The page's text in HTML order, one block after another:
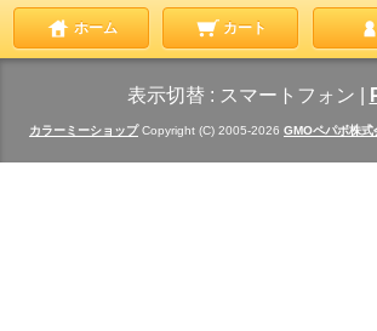
ホーム カート
表示切替 : スマートフォン
カラーミーショップCopyright (C) 2005-2026 GMOペパボ株式